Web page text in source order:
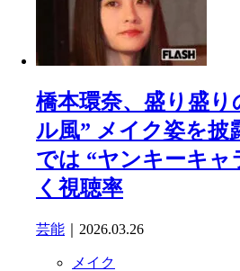
橋本環奈、盛り盛り
ル風” メイク姿を
では “ヤンキーキャ
く視聴率
芸能 ｜2026.03.26
メイク